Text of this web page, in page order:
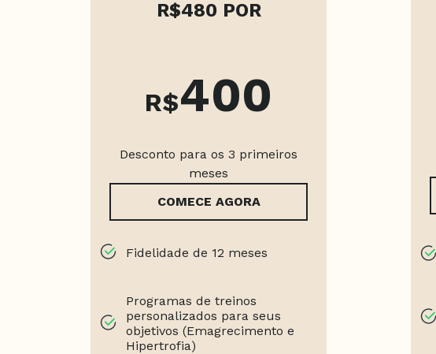
R$480 POR
R$400
Desconto para os 3 primeiros
meses
COMECE AGORA
Fidelidade de 12 meses
Programas de treinos
personalizados para seus
objetivos (Emagrecimento e
Hipertrofia)